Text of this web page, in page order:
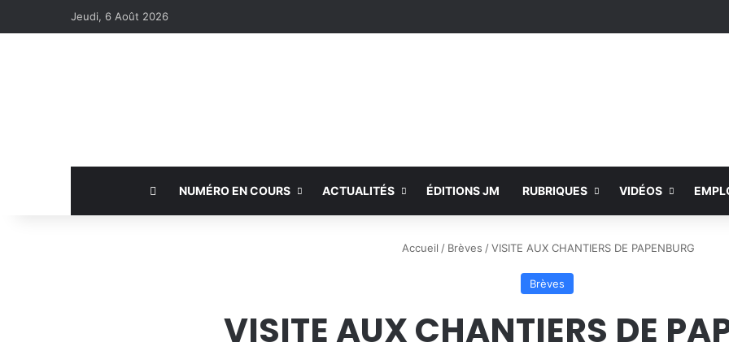
Jeudi, 6 Août 2026
NUMÉRO EN COURS ACTUALITÉS ÉDITIONS JM RUBRIQUES VIDÉOS
Accueil / Brèves /VISITE AUX CHANTIERS DE PAPENBURG
Brèves
VISITE AUX CHANTIERS DE